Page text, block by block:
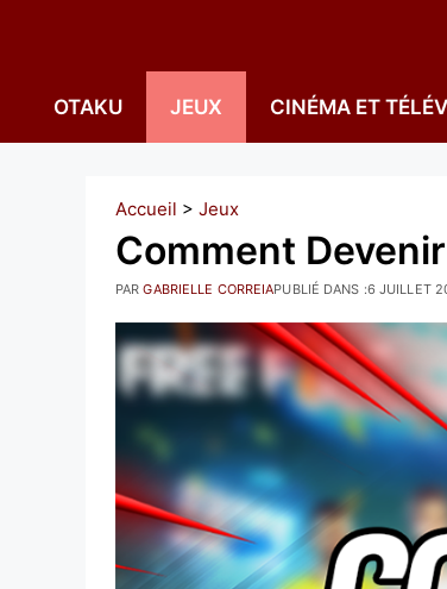
OTAKU JEUX CINÉMA ET
Accueil > Jeux
Comment
PUBLIÉ DANS :6 JUILLET
PARGABRIELLE CORREIA